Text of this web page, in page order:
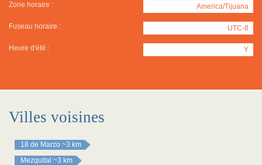
Zone horaire : America/Tijuana
Fuseau horaire : UTC-8
Heure d'été : Y
Villes voisines
18 de Marzo ~3 km
Mezquital ~3 km